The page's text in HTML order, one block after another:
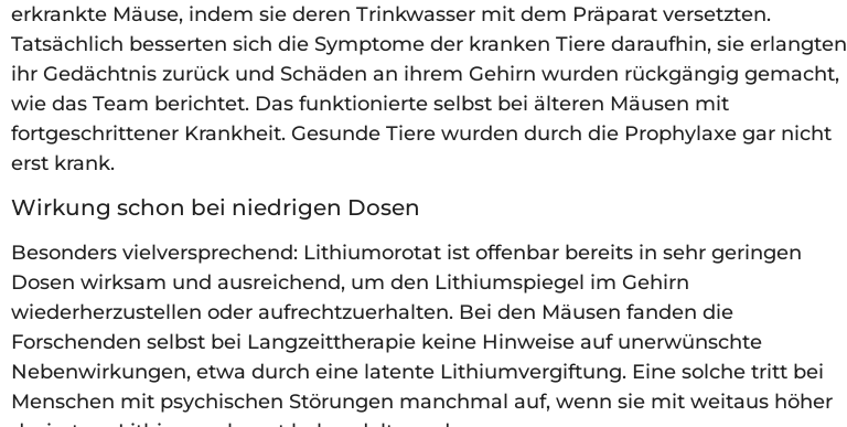
erkrankte Mäuse, indem sie deren Trinkwasser mit dem Präparat versetzten.
Tatsächlich besserten sich die Symptome der kranken Tiere daraufhin, sie erlangten
ihr Gedächtnis zurück und Schäden an ihrem Gehirn wurden rückgängig gemacht,
wie das Team berichtet. Das funktionierte selbst bei älteren Mäusen mit
fortgeschrittener Krankheit. Gesunde Tiere wurden durch die Prophylaxe gar nicht
erst krank.
Wirkung schon bei niedrigen Dosen
Besonders vielversprechend: Lithiumorotat ist offenbar bereits in sehr geringen
Dosen wirksam und ausreichend, um den Lithiumspiegel im Gehirn
wiederherzustellen oder aufrechtzuerhalten. Bei den Mäusen fanden die
Forschenden selbst bei Langzeittherapie keine Hinweise auf unerwünschte
Nebenwirkungen, etwa durch eine latente Lithiumvergiftung. Eine solche tritt bei
Menschen mit psychischen Störungen manchmal auf, wenn sie mit weitaus höher